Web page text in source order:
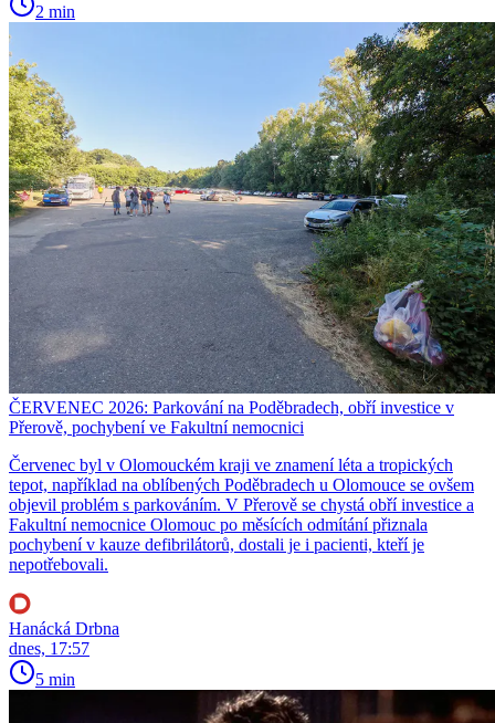
2 min
ČERVENEC 2026: Parkování na Poděbradech, obří investice v
Přerově, pochybení ve Fakultní nemocnici
Červenec byl v Olomouckém kraji ve znamení léta a tropických
tepot, například na oblíbených Poděbradech u Olomouce se ovšem
objevil problém s parkováním. V Přerově se chystá obří investice a
Fakultní nemocnice Olomouc po měsících odmítání přiznala
pochybení v kauze defibrilátorů, dostali je i pacienti, kteří je
nepotřebovali.
Hanácká Drbna
dnes, 17:57
5 min